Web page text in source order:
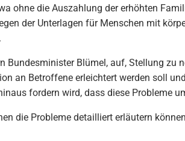
ohne die Auszahlung der erhöhten
der Unterlagen für Menschen mit
Bundesminister Blümel, auf, Stellung zu
an Betroffene erleichtert werden soll
fordern wird, dass diese Probleme
die Probleme detailliert erläutern